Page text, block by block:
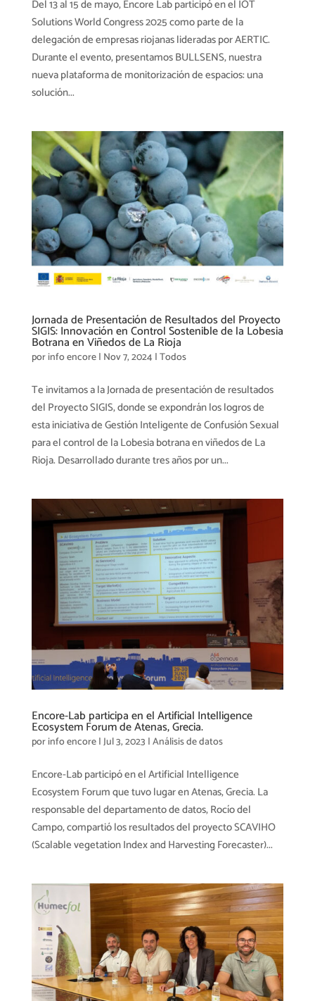
Del 13 al 15 de mayo, Encore Lab participó en el IOT
Solutions World Congress 2025 como parte de la
delegación de empresas riojanas lideradas por AERTIC.
Durante el evento, presentamos BULLSENS, nuestra
nueva plataforma de monitorización de espacios: una
solución...
Jornada de Presentación de Resultados del Proyecto
SIGIS: Innovación en Control Sostenible de la Lobesia
Botrana en Viñedos de La Rioja
porinfo encore| Nov 7, 2024 |Todos
Te invitamos a la Jornada de presentación de resultados
del Proyecto SIGIS, donde se expondrán los logros de
esta iniciativa de Gestión Inteligente de Confusión Sexual
para el control de la Lobesia botrana en viñedos de La
Rioja. Desarrollado durante tres años por un...
Encore-Lab participa en el Artificial Intelligence
Ecosystem Forum de Atenas, Grecia.
porinfo encore|Jul 3, 2023 |Análisis de datos
Encore-Lab participó en el Artificial Intelligence
Ecosystem Forum que tuvo lugar en Atenas, Grecia. La
responsable del departamento de datos, Rocío del
Campo, compartió los resultados del proyecto SCAVIHO
(Scalable vegetation Index and Harvesting Forecaster)...